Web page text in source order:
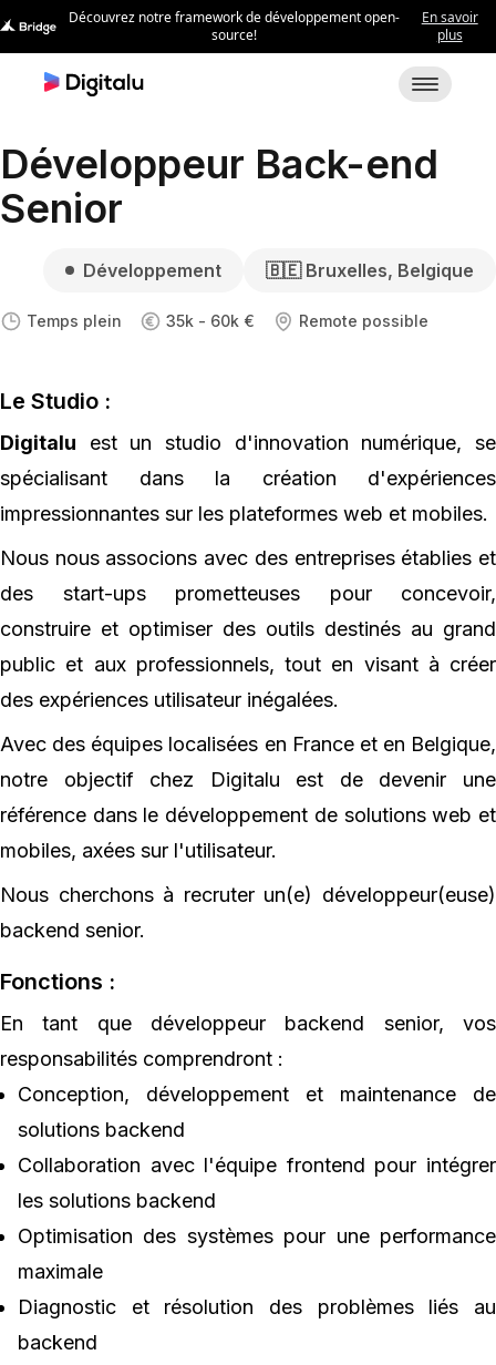
Développeur Back-end
Senior
Développement 🇧🇪 Bruxelles, Belgique
Temps plein 35k - 60k € Remote possible
Le Studio :
Digitalu est un studio d'innovation numérique, se
spécialisant dans la création d'expériences
impressionnantes sur les plateformes web et mobiles.
Nous nous associons avec des entreprises établies et
des start-ups prometteuses pour concevoir,
construire et optimiser des outils destinés au grand
public et aux professionnels, tout en visant à créer
des expériences utilisateur inégalées.
Avec des équipes localisées en France et en Belgique,
notre objectif chez Digitalu est de devenir une
référence dans le développement de solutions web et
mobiles, axées sur l'utilisateur.
Nous cherchons à recruter un(e) développeur(euse)
backend senior.
Fonctions :
En tant que développeur backend senior, vos
responsabilités comprendront :
Conception, développement et maintenance de
solutions backend
Collaboration avec l'équipe frontend pour intégrer
les solutions backend
Optimisation des systèmes pour une performance
maximale
Diagnostic et résolution des problèmes liés au
backend